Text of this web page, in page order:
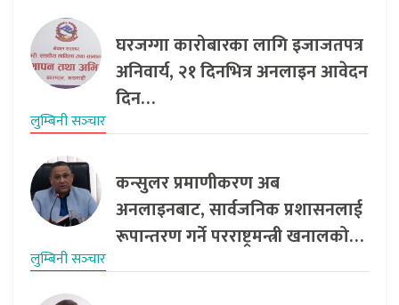
घरजग्गा कारोबारका लागि इजाजतपत्र
अनिवार्य, २१ दिनभित्र अनलाइन आवेदन
दिन…
लुम्बिनी सञ्‍चार
कन्सुलर प्रमाणीकरण अब
अनलाइनबाट, सार्वजनिक प्रशासनलाई
रूपान्तरण गर्ने परराष्ट्रमन्त्री खनालको…
लुम्बिनी सञ्‍चार